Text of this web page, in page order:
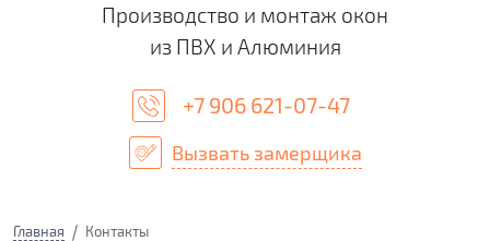
Производство и монтаж окон
из ПВХ и Алюминия
+7 906 621-07-47
Вызвать замерщика
Главная Контакты